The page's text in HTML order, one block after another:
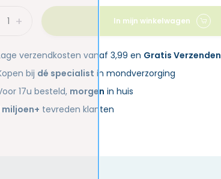
+ In mijn winkelwagen
verzendkosten vanaf 3,99 en Gratis Verzenden
bij dé specialist in mondverzorging
17u besteld, morgen in huis
miljoen+ tevreden klanten